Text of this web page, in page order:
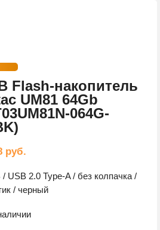
Flash-накопитель
UM81 64Gb
064G-
руб.
USB 2.0 Type-A / без колпачка /
/ черный